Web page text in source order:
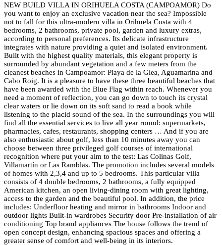
NEW BUILD VILLA IN ORIHUELA COSTA (CAMPOAMOR) Do
you want to enjoy an exclusive vacation near the sea? Impossible
not to fall for this ultra-modern villa in Orihuela Costa with 4
bedrooms, 2 bathrooms, private pool, garden and luxury extras,
according to personal preferences. Its delicate infrastructure
integrates with nature providing a quiet and isolated environment.
Built with the highest quality materials, this elegant property is
surrounded by abundant vegetation and a few meters from the
cleanest beaches in Campoamor: Playa de la Glea, Aguamarina and
Cabo Roig. It is a pleasure to have these three beautiful beaches that
have been awarded with the Blue Flag within reach. Whenever you
need a moment of reflection, you can go down to touch its crystal
clear waters or lie down on its soft sand to read a book while
listening to the placid sound of the sea. In the surroundings you will
find all the essential services to live all year round: supermarkets,
pharmacies, cafes, restaurants, shopping centers … And if you are
also enthusiastic about golf, less than 10 minutes away you can
choose between three privileged golf courses of international
recognition where put your aim to the test: Las Colinas Golf,
Villamartín or Las Ramblas. The promotion includes several models
of homes with 2,3,4 and up to 5 bedrooms. This particular villa
consists of 4 double bedrooms, 2 bathrooms, a fully equipped
American kitchen, an open living-dining room with great lighting,
access to the garden and the beautiful pool. In addition, the price
includes: Underfloor heating and mirror in bathrooms Indoor and
outdoor lights Built-in wardrobes Security door Pre-installation of air
conditioning Top brand appliances The house follows the trend of
open concept design, enhancing spacious spaces and offering a
greater sense of comfort and well-being in its interiors.